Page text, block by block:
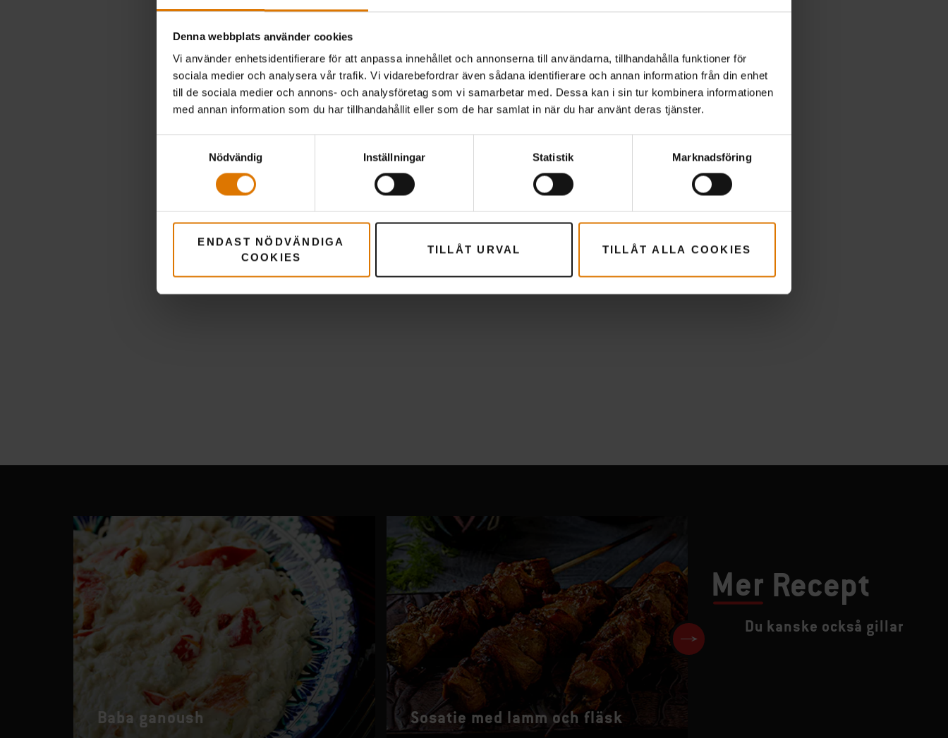
Denna webbplats använder cookies
Vi använder enhetsidentifierare för att anpassa innehållet och annonserna till användarna, tillhandahålla funktioner för
sociala medier och analysera vår trafik. Vi vidarebefordrar även sådana identifierare och annan information från din enhet
till de sociala medier och annons- och analysföretag som vi samarbetar med. Dessa kan i sin tur kombinera informationen
med annan information som du har tillhandahållit eller som de har samlat in när du har använt deras tjänster.
Nödvändig
Inställningar Statistik Marknadsföring
ENDAST NÖDVÄNDIGA
COOKIES
TILLÅT URVAL TILLÅT ALLA COOKIES
Förberedelser
Rekommenderade tillbehör
Mer Recept
Du kanske också gillar
Baba ganoush Sosatie med lamm och fläsk